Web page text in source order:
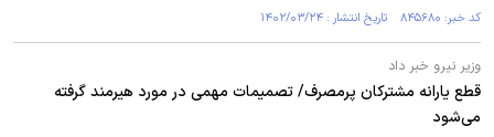
کد خبر: ۸۴۵۶۸۰ تاریخ انتشار : ۱۴۰۲/۰۳/۲۴
وزیر نیرو خبر داد
قطع یارانه مشترکان پرمصرف/ تصمیمات مهمی در مورد هیرمند گرفته
می‌شود